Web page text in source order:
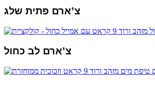
צ’ארם פתית שלג
צ’ארם לב כחול